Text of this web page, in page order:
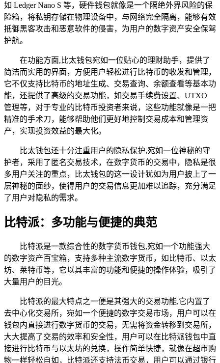
如 Ledger Nano S 等，硬件钱包就像是一个隔绝外界风险的保
险箱，将私钥存储在物理设备中，与网络完全隔离，能够有效
抵御黑客攻击和恶意软件的侵害，为用户的数字资产安全保驾
护航。
在功能方面,比太钱包宛如一位贴心的理财助手，提供了
简洁而实用的界面，方便用户轻松进行比特币的收发和管理，
它不仅支持比特币的地址生成、交易查询、余额查看等基本功
能，还提供了高级的交易功能，如交易手续费设置、UTXO
管理等，对于专业的比特币投资者来说，这些功能就像是一把
精准的手术刀，能够帮助他们更好地控制交易成本和管理资
产，实现投资效益的最大化。
比太钱包还十分注重用户的隐私保护,宛如一位神秘的守
护者，采用了匿名交易技术，在数字货币的交易中，隐私是很
多用户关注的重点，比太钱包的这一设计犹如为用户披上了一
层神秘的面纱，使得用户的交易信息更加难以追踪，充分满足
了用户对隐私的需求。
比特派：多功能与便捷的典范
比特派是一款综合性的数字货币钱包,宛如一个功能强大
的数字资产百宝箱，支持多种主流数字货币，如比特币、以太
坊、莱特币等，它以其丰富的功能和便捷的操作体验，吸引了
大量用户的目光。
比特派的最大特点之一便是其强大的交易功能,它内置了
去中心化交易所，宛如一个便捷的数字交易市场，用户可以在
钱包内直接进行数字货币的交易，无需将资金转移到交易所，
大大提高了交易的效率和安全性，用户可以在比特派钱包中直
接进行比特币与以太坊的兑换，操作简单快捷，就像在超市购
物一样轻松自如，比特派还支持法币交易，用户可以通过银行